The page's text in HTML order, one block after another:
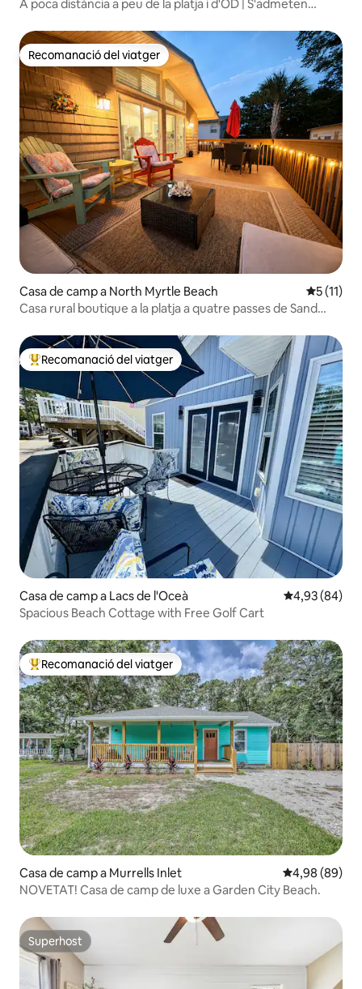
A poca distància a peu de la platja i d'OD | S'admeten
Recomanació del viatger
Recomanació del viatger
Casa de camp a North Myrtle Beach 5 de
5 (11)
Casa rural boutique a la platja a quatre passes de Sand
Principals recomanacions dels viatgers
Recomanació del viatger
Casa de camp a Lacs de l'Oceà 4,93 de
4,93 (84)
Spacious Beach Cottage with Free Golf Cart
Principals recomanacions dels viatgers
Recomanació del viatger
Casa de camp a Murrells Inlet 4,98 de
4,98 (89)
NOVETAT! Casa de camp de luxe a Garden City Beach.
Superhost
Superhost